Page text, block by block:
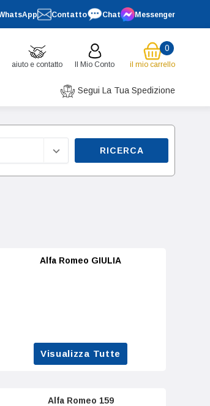
Contatto Chat Messenger
aiuto e contatto Il Mio Conto
0
il mio carrello
Segui La Tua Spedizione
RICERCA
Alfa Romeo GIULIA
Visualizza Tutte
Alfa Romeo 159